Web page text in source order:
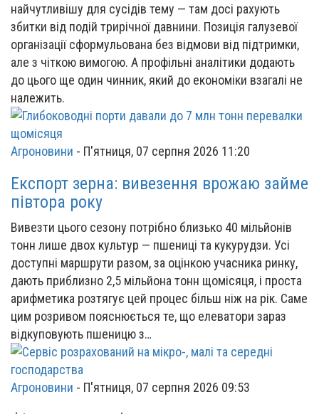
найчутливішу для сусідів тему — там досі рахують
збитки від подій трирічної давнини. Позиція галузевої
організації сформульована без відмови від підтримки,
але з чіткою вимогою. А профільні аналітики додають
до цього ще один чинник, який до економіки взагалі не
належить.
Агроновини - П'ятниця, 07 серпня 2026 11:20
Експорт зерна: вивезення врожаю займе
півтора року
Вивезти цього сезону потрібно близько 40 мільйонів
тонн лише двох культур — пшениці та кукурудзи. Усі
доступні маршрути разом, за оцінкою учасника ринку,
дають приблизно 2,5 мільйона тонн щомісяця, і проста
арифметика розтягує цей процес більш ніж на рік. Саме
цим розривом пояснюється те, що елеватори зараз
відкуповують пшеницю з…
Агроновини - П'ятниця, 07 серпня 2026 09:53